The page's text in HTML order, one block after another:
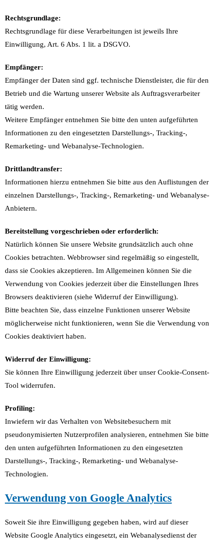
Rechtsgrundlage:
Rechtsgrundlage für diese Verarbeitungen ist jeweils Ihre
Einwilligung, Art. 6 Abs. 1 lit. a DSGVO.
Empfänger:
Empfänger der Daten sind ggf. technische Dienstleister, die für den
Betrieb und die Wartung unserer Website als Auftragsverarbeiter
tätig werden.
Weitere Empfänger entnehmen Sie bitte den unten aufgeführten
Informationen zu den eingesetzten Darstellungs-, Tracking-,
Remarketing- und Webanalyse-Technologien.
Drittlandtransfer:
Informationen hierzu entnehmen Sie bitte aus den Auflistungen der
einzelnen Darstellungs-, Tracking-, Remarketing- und Webanalyse-
Anbietern.
Bereitstellung vorgeschrieben oder erforderlich:
Natürlich können Sie unsere Website grundsätzlich auch ohne
Cookies betrachten. Webbrowser sind regelmäßig so eingestellt,
dass sie Cookies akzeptieren. Im Allgemeinen können Sie die
Verwendung von Cookies jederzeit über die Einstellungen Ihres
Browsers deaktivieren (siehe Widerruf der Einwilligung).
Bitte beachten Sie, dass einzelne Funktionen unserer Website
möglicherweise nicht funktionieren, wenn Sie die Verwendung von
Cookies deaktiviert haben.
Widerruf der Einwilligung:
Sie können Ihre Einwilligung jederzeit über unser Cookie-Consent-
Tool widerrufen.
Profiling:
Inwiefern wir das Verhalten von Websitebesuchern mit
pseudonymisierten Nutzerprofilen analysieren, entnehmen Sie bitte
den unten aufgeführten Informationen zu den eingesetzten
Darstellungs-, Tracking-, Remarketing- und Webanalyse-
Technologien.
Verwendung von Google Analytics
Soweit Sie ihre Einwilligung gegeben haben, wird auf dieser
Website Google Analytics eingesetzt, ein Webanalysedienst der